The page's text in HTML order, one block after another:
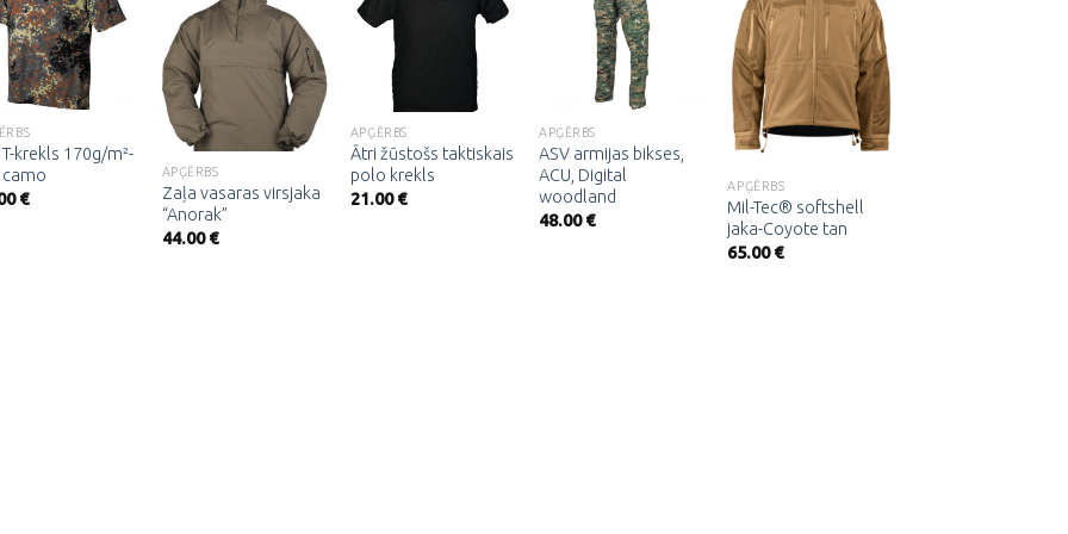
Pievienot
vēlmju
sarakstam
T-krekls 170g/m²-
camo
€
Pievienot
vēlmju
sarakstam
APĢĒRBS
Zaļa vasaras virsjaka
“Anorak”
44.00€
Pievienot
vēlmju
sarakstam
APĢĒRBS
Ātri žūstošs taktiskais
polo krekls
21.00€
Pievienot
vēlmju
sarakstam
APĢĒRBS
ASV armijas bikses,
ACU, Digital
woodland
48.00€
Pievienot
vēlmju
sarakstam
APĢĒRBS
Mil-Tec® softshell
jaka-Coyote tan
65.00€